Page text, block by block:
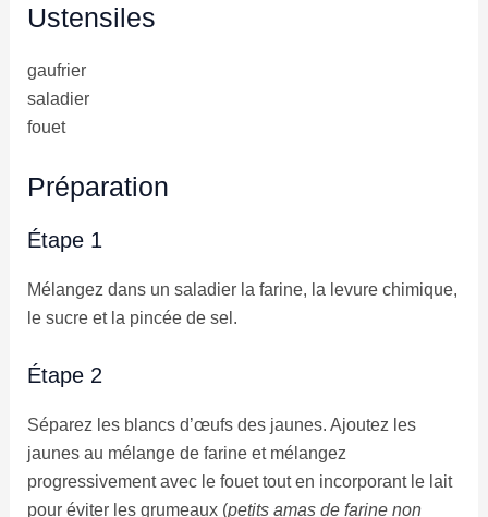
Ustensiles
gaufrier
saladier
fouet
Préparation
Étape 1
Mélangez dans un saladier la farine, la levure chimique,
le sucre et la pincée de sel.
Étape 2
Séparez les blancs d’œufs des jaunes. Ajoutez les
jaunes au mélange de farine et mélangez
progressivement avec le fouet tout en incorporant le lait
pour éviter les grumeaux (petits amas de farine non